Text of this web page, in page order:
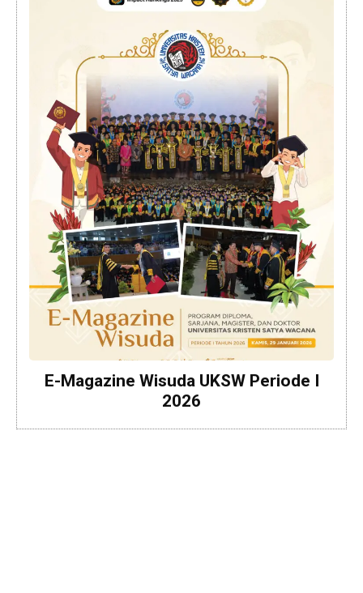
E-Magazine Wisuda UKSW Periode I
2026